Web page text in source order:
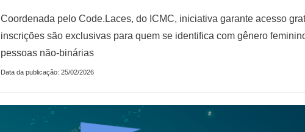
Coordenada pelo Code.Laces, do ICMC, iniciativa garante acesso
inscrições são exclusivas para quem se identifica com gênero
pessoas não-binárias
Data da publicação: 25/02/2026